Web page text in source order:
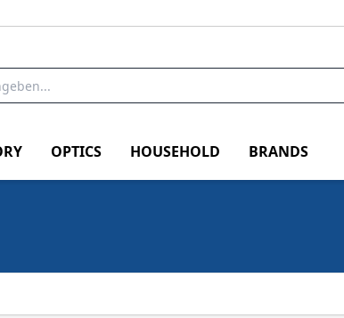
OPTICS HOUSEHOLD BRANDS